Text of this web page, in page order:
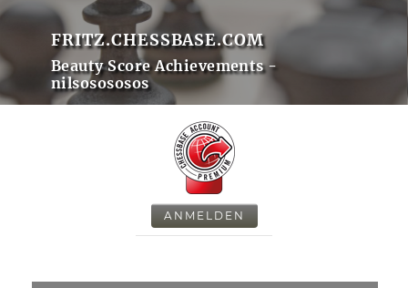
FRITZ.CHESSBASE.COM
Beauty Score Achievements -
nilsosososos
ANMELDEN